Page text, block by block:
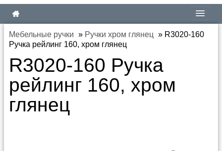
Мебельные ручки » Ручки хром глянец » R3020-160
Ручка рейлинг 160, хром глянец
R3020-160 Ручка
рейлинг 160, хром
глянец